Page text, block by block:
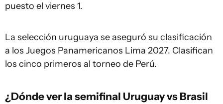
puesto el viernes 1.
La selección uruguaya se aseguró su clasificación
a los Juegos Panamericanos Lima 2027. Clasifican
los cinco primeros al torneo de Perú.
¿Dónde ver la semifinal Uruguay vs Brasil